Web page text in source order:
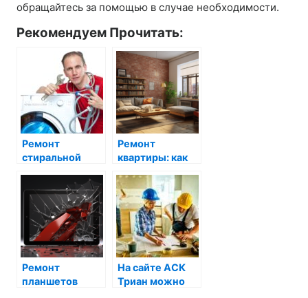
обращайтесь за помощью в случае необходимости.
Рекомендуем Прочитать:
Ремонт
стиральной
поможет вам
справиться
Ремонт
квартиры: как
самостоятельно
и с
минимальными
затратами?
Ремонт
планшетов
На сайте АСК
Триан можно